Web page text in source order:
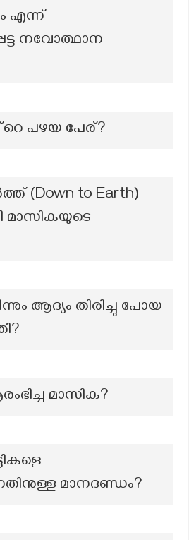
എന്ന്
നവോത്ഥാന
പഴയ പേര്?
(Down to Earth)
മാസികയുടെ
ആദ്യം തിരിച്ചു പോയ
മാസിക?
മാനദണ്ഡം?